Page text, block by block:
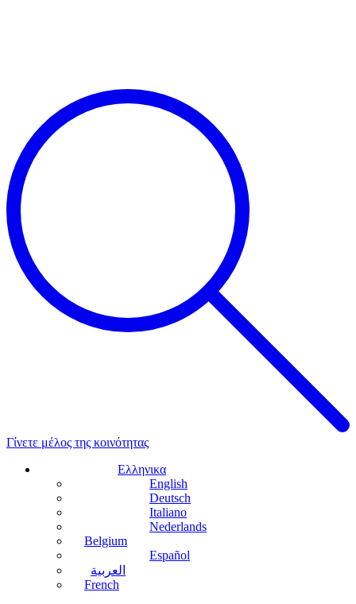
Γίνετε μέλος της κοινότητας
Ελληνικα
English
Deutsch
Italiano
Nederlands
Belgium
Español
العربية
French